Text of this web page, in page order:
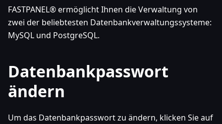
FASTPANEL® ermöglicht Ihnen die Verwaltung von
zwei der beliebtesten Datenbankverwaltungssysteme:
MySQL und PostgreSQL.
Datenbankpasswort
ändern
Um das Datenbankpasswort zu ändern, klicken Sie auf